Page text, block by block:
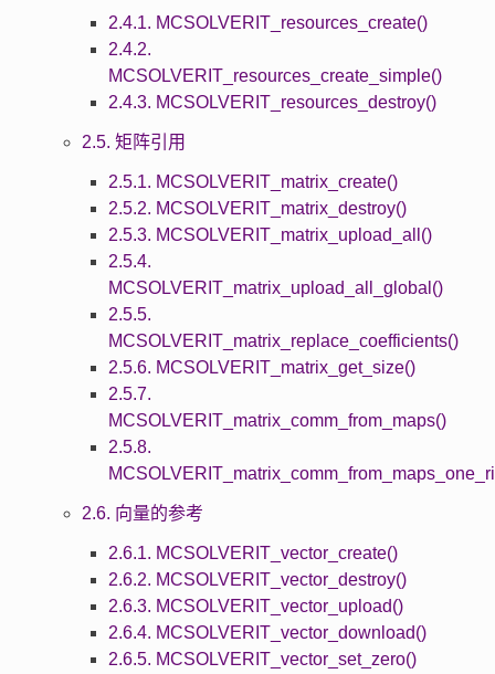
2.4.1. MCSOLVERIT_resources_create()
2.4.2.
MCSOLVERIT_resources_create_simple()
2.4.3. MCSOLVERIT_resources_destroy()
2.5. 矩阵引用
2.5.1. MCSOLVERIT_matrix_create()
2.5.2. MCSOLVERIT_matrix_destroy()
2.5.3. MCSOLVERIT_matrix_upload_all()
2.5.4.
MCSOLVERIT_matrix_upload_all_global()
2.5.5.
MCSOLVERIT_matrix_replace_coefficients()
2.5.6. MCSOLVERIT_matrix_get_size()
2.5.7.
MCSOLVERIT_matrix_comm_from_maps()
2.5.8.
2.6. 向量的参考
2.6.1. MCSOLVERIT_vector_create()
2.6.2. MCSOLVERIT_vector_destroy()
2.6.3. MCSOLVERIT_vector_upload()
2.6.4. MCSOLVERIT_vector_download()
2.6.5. MCSOLVERIT_vector_set_zero()